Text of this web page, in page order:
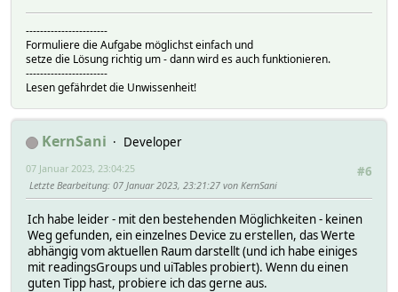
-----------------------
Formuliere die Aufgabe möglichst einfach und
setze die Lösung richtig um - dann wird es auch funktionieren.
-----------------------
Lesen gefährdet die Unwissenheit!
KernSani
Developer
#6
07 Januar 2023, 23:04:25
Letzte Bearbeitung: 07 Januar 2023, 23:21:27 von KernSani
Ich habe leider - mit den bestehenden Möglichkeiten - keinen
Weg gefunden, ein einzelnes Device zu erstellen, das Werte
abhängig vom aktuellen Raum darstellt (und ich habe einiges
mit readingsGroups und uiTables probiert). Wenn du einen
guten Tipp hast, probiere ich das gerne aus.